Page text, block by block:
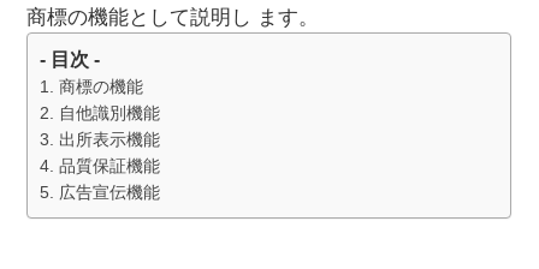
商標の機能として説明し ます。
- 目次 -
商標の機能
自他識別機能
出所表示機能
品質保証機能
広告宣伝機能